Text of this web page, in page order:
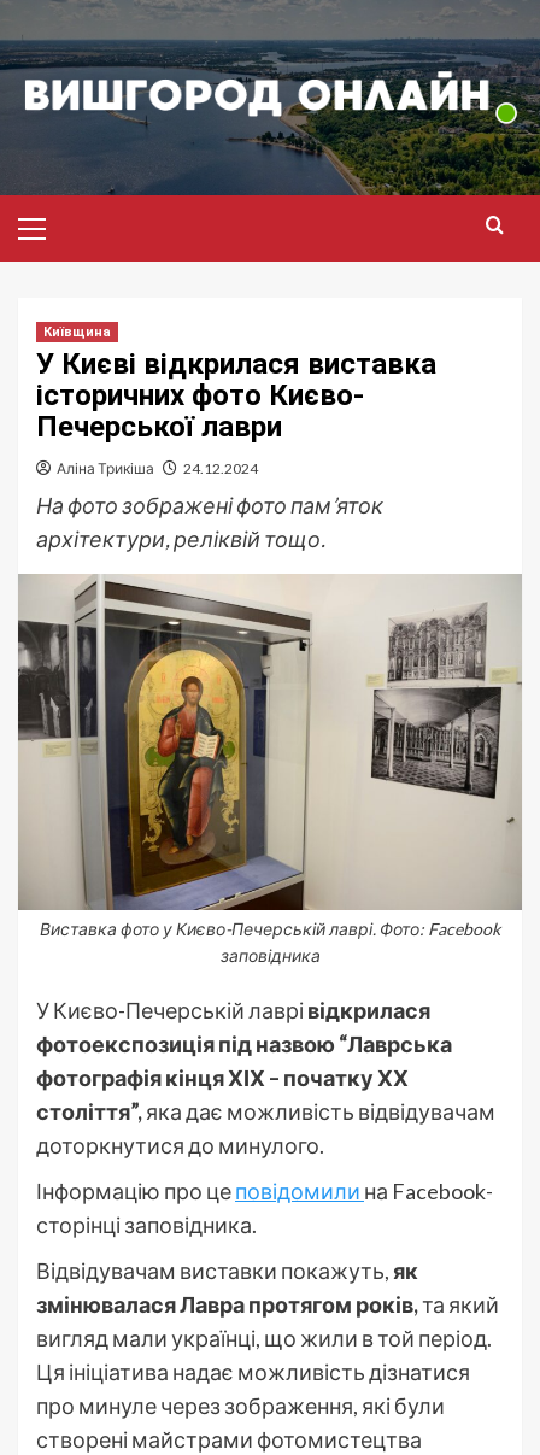
до
вмісту
меню
Київщина
У Києві відкрилася виставка
історичних фото Києво-
Печерської лаври
Аліна Трикіша 24.12.2024
На фото зображені фото пам’яток
архітектури, реліквій тощо.
Виставка фото у Києво-Печерській лаврі. Фото: Facebook
заповідника
У Києво-Печерській лаврі відкрилася
фотоекспозиція під назвою “Лаврська
фотографія кінця ХІХ – початку ХХ
століття”,яка дає можливість відвідувачам
доторкнутися до минулого.
Інформацію про цеповідомили на Facebook-
сторінці заповідника.
Відвідувачам виставки покажуть, як
змінювалася Лавра протягом років,та який
вигляд мали українці, що жили в той період.
Ця ініціатива надає можливість дізнатися
про минуле через зображення, які були
створені майстрами фотомистецтва